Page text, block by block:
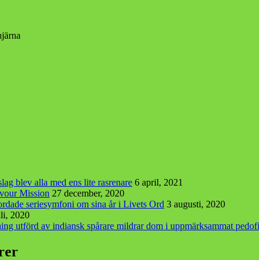
blev alla med ens lite rasrenare 6 april, 2021
Mission 27 december, 2020
seriesymfoni om sina år i Livets Ord 3 augusti, 2020
2020
utförd av indiansk spårare mildrar dom i uppmärksammat